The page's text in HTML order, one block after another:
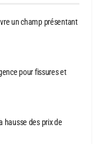
un champ présentant
pour fissures et
hausse des prix de